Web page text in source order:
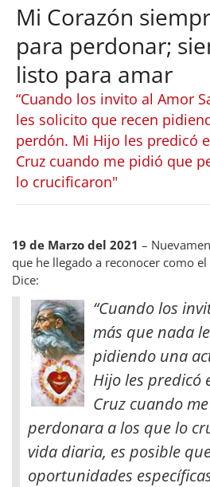
Mi Corazón
para perdonar;
listo para amar
“Cuando los invito al Amor
les solicito que recen
perdón. Mi Hijo les predicó
Cruz cuando me pidió que
lo crucificaron"
19 de Marzo del 2021 –
que he llegado a reconocer como
Dice:
“Cuando los
más que nada
pidiendo una
Hijo les predicó
Cruz cuando
perdonara a los que lo
vida diaria, es posible
oportunidades